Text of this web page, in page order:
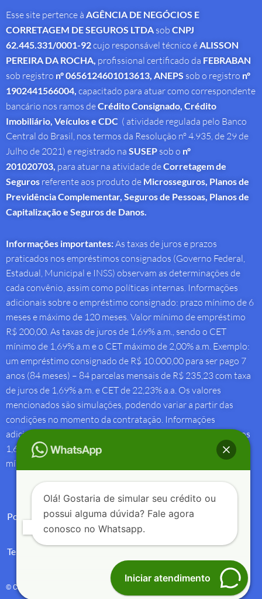
Esse site pertence à AGÊNCIA DE NEGÓCIOS E
CORRETAGEM DE SEGUROS LTDA sob CNPJ
62.445.331/0001-92cujo responsável técnico é ALISSON
PEREIRA DA ROCHA profissional certificado da FEBRABAN
sob registro nº 0656124601013613, ANEPS sob o registro nº
1902441566004, capacitado para atuar como correspondente
bancário nos ramos deCrédito Consignado, Crédito
Imobiliário, Veículos e CDC ( atividade regulada pelo Banco
Central do Brasil, nos termos da Resolução nº 4.935, de 29 de
Julho de 2021) e registrado na SUSEP sob o nº
201020703, para atuar na atividade deCorretagem de
Seguros referente aos produto de Microsseguros, Planos de
Previdência Complementar, Seguros de Pessoas, Planos de
Capitalização e Seguros de Danos.
Informações importantes:As taxas de juros e prazos
praticados nos empréstimos consignados (Governo Federal,
Estadual, Municipal e INSS) observam as determinações de
cada convênio, assim como políticas internas. Informações
adicionais sobre o empréstimo consignado: prazo mínimo de 6
meses e máximo de 120 meses. Valor mínimo de empréstimo
R$ 200,00. As taxas de juros de 1,69% a.m., sendo o CET
mínimo de 1,69% a.m e o CET máximo de 2,00% a.m. Exemplo:
um empréstimo consignado de R$ 10.000,00 para ser pago 7
anos (84 meses) – 84 parcelas mensais de R$ 235,23 com taxa
de juros de 1,69% a.m. e CET de 22,23% a.a. Os valores
mencionados são simulações, podendo variar a partir das
condições no momento da contratação. Informações
adicionais sobre antecipação saque-aniversário: Taxa de juros
1,69% a.m e Custo Efetivo Total máximo de 1,92% a.m. e
mínimo de 1,88% a.m.
Política de Privacidade
Termos de Uso
© Copyright 2004 – 2025 – Créditos e Seguros – All Rights Reserved.
Olá! Gostaria de simular seu crédito ou
possui alguma dúvida? Fale agora
conosco no Whatsapp.
Iniciar atendimento